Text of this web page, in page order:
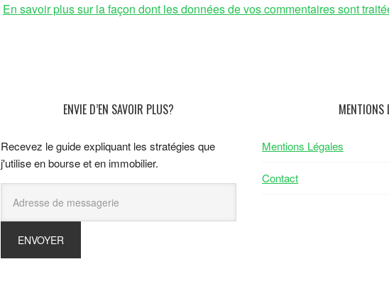
En savoir plus sur la façon dont les données de vos commentaires sont
ENVIE D’EN SAVOIR PLUS?
Recevez le guide expliquant les stratégies que
j'utilise en bourse et en immobilier.
MENTIONS
Mentions Légales
Contact